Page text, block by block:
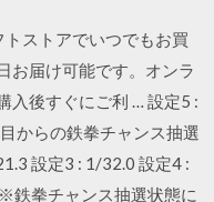
ストアでいつでもお買
お届け可能です。オンラ
入後すぐにご利 … 設定5 :
からの鉄拳チャンス抽選
設定3 : 1/32.0 設定4 :
鉄拳チャンス抽選状態に